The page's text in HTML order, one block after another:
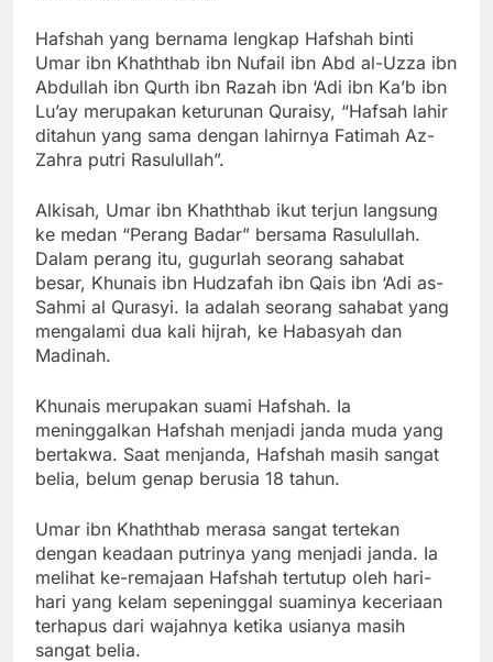
Hafshah yang bernama lengkap Hafshah binti
Umar ibn Khaththab ibn Nufail ibn Abd al-Uzza ibn
Abdullah ibn Qurth ibn Razah ibn ‘Adi ibn Ka’b ibn
Lu’ay merupakan keturunan Quraisy, “Hafsah lahir
ditahun yang sama dengan lahirnya Fatimah Az-
Zahra putri Rasulullah”.
Alkisah, Umar ibn Khaththab ikut terjun langsung
ke medan “Perang Badar” bersama Rasulullah.
Dalam perang itu, gugurlah seorang sahabat
besar, Khunais ibn Hudzafah ibn Qais ibn ‘Adi as-
Sahmi al Qurasyi. Ia adalah seorang sahabat yang
mengalami dua kali hijrah, ke Habasyah dan
Madinah.
Khunais merupakan suami Hafshah. Ia
meninggalkan Hafshah menjadi janda muda yang
bertakwa. Saat menjanda, Hafshah masih sangat
belia, belum genap berusia 18 tahun.
Umar ibn Khaththab merasa sangat tertekan
dengan keadaan putrinya yang menjadi janda. Ia
melihat ke-remajaan Hafshah tertutup oleh hari-
hari yang kelam sepeninggal suaminya keceriaan
terhapus dari wajahnya ketika usianya masih
sangat belia.